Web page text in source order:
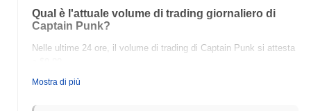
Qual è l'attuale volume di trading giornaliero di
Captain Punk?
Nelle ultime 24 ore, il volume di trading di Captain Punk si attesta
Qual è lo storico della fascia di prezzo di Captain
Mostra di più